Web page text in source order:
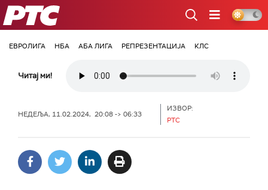
РТС
ЕВРОЛИГА НБА АБА ЛИГА РЕПРЕЗЕНТАЦИЈА КЛС
Читај ми!
НЕДЕЉА, 11.02.2024, 20:08 -> 06:33
ИЗВОР:
РТС